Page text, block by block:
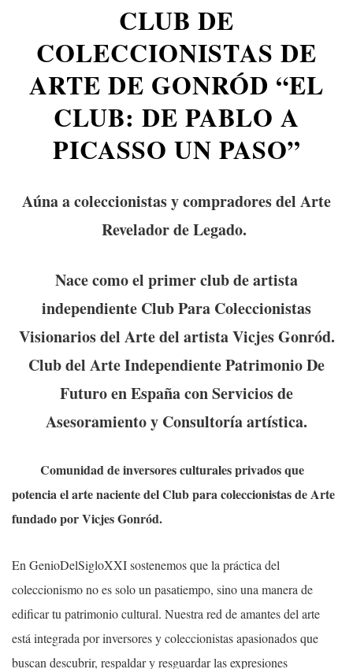
CLUB DE
COLECCIONISTAS DE
ARTE DE GONRÓD “EL
CLUB: DE PABLO A
PICASSO UN PASO”
Aúna a coleccionistas y compradores del Arte
Revelador de Legado.
Nace como el primer club de artista
independiente Club Para Coleccionistas
Visionarios del Arte del artista Vicjes Gonród.
Club del Arte Independiente Patrimonio De
Futuro en España con Servicios de
Asesoramiento y Consultoría artística.
Comunidad de inversores culturales privados que
potencia el arte naciente del Club para coleccionistas de Arte
fundado por Vicjes Gonród.
En GenioDelSigloXXI sostenemos que la práctica del
coleccionismo no es solo un pasatiempo, sino una manera de
edificar tu patrimonio cultural. Nuestra red de amantes del arte
está integrada por inversores y coleccionistas apasionados que
buscan descubrir, respaldar y resguardar las expresiones